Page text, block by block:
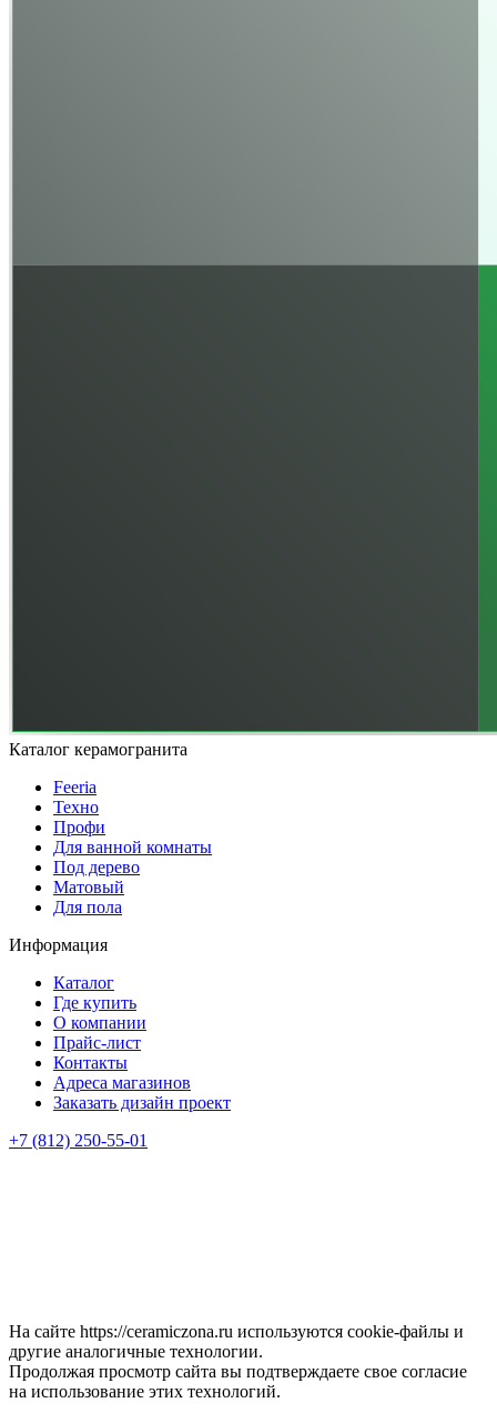
Каталог керамогранита
Feeria
Техно
Профи
Для ванной комнаты
Под дерево
Матовый
Для пола
Информация
Каталог
Где купить
О компании
Прайс-лист
Контакты
Адреса магазинов
Заказать дизайн проект
+7 (812) 250-55-01
На сайте https://ceramiczona.ru используются coоkie-файлы и
другие аналогичные технологии.
Продолжая просмотр сайта вы подтверждаете свое согласие
на использование этих технологий.